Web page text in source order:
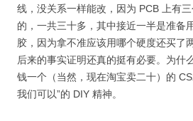
线，没关系一样能改，因为 PCB 上有
的，一共三十多，其中接近一半是准备
胶，因为拿不准应该用哪个硬度还买了
后来的事实证明还真的挺有必要。为什
钱一个（当然，现在淘宝卖二十）的
我们可以”的 DIY 精神。